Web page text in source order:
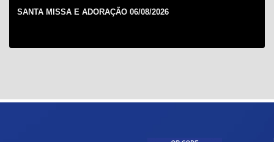
SANTA MISSA 18º DOMINGO DO TEMPO COMUM - 02/08/2026